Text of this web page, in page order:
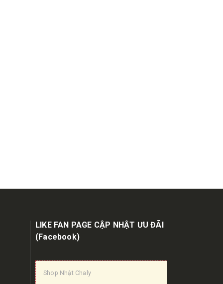
LIKE FAN PAGE CẬP NHẬT ƯU ĐÃI
(Facebook)
Shop Nhật Chaly